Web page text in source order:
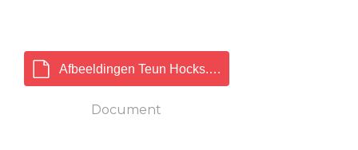
Afbeeldingen Teun Hocks.pdf
Document